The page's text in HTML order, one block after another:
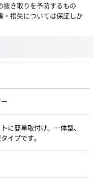
き取りを予防するもの
・損失については保証しか
に簡単取付け。一体型、
イプです。